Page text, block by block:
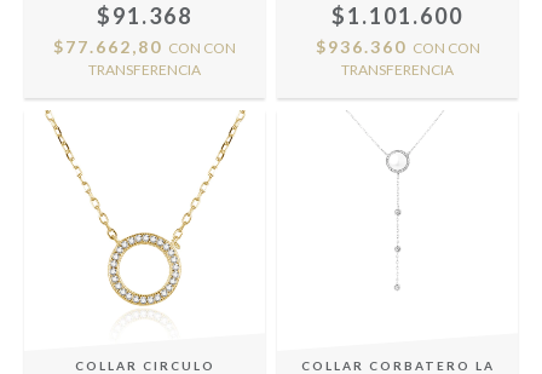
$91.368
$77.662,80 CON CON
TRANSFERENCIA
$1.101.600
$936.360 CON CON
TRANSFERENCIA
COLLAR CIRCULO
COLLAR CORBATERO LA